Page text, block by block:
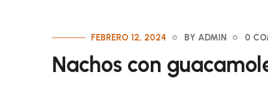
FEBRERO 12, 2024 BY ADMIN 0
Nachos con